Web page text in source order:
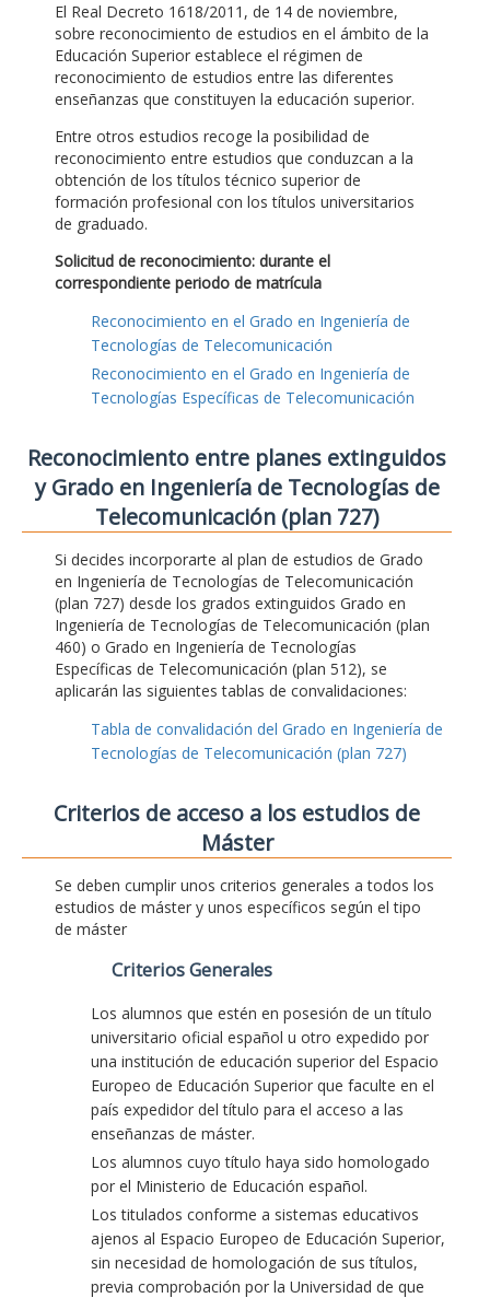
El Real Decreto 1618/2011, de 14 de noviembre,
sobre reconocimiento de estudios en el ámbito de la
Educación Superior establece el régimen de
reconocimiento de estudios entre las diferentes
enseñanzas que constituyen la educación superior.
Entre otros estudios recoge la posibilidad de
reconocimiento entre estudios que conduzcan a la
obtención de los títulos técnico superior de
formación profesional con los títulos universitarios
de graduado.
Solicitud de reconocimiento: durante el
correspondiente periodo de matrícula
Reconocimiento en el Grado en Ingeniería de
Tecnologías de Telecomunicación
Reconocimiento en el Grado en Ingeniería de
Tecnologías Específicas de Telecomunicación
Reconocimiento entre planes extinguidos
y Grado en Ingeniería de Tecnologías de
Telecomunicación (plan 727)
Si decides incorporarte al plan de estudios de Grado
en Ingeniería de Tecnologías de Telecomunicación
(plan 727) desde los grados extinguidos Grado en
Ingeniería de Tecnologías de Telecomunicación (plan
460) o Grado en Ingeniería de Tecnologías
Específicas de Telecomunicación (plan 512), se
aplicarán las siguientes tablas de convalidaciones:
Tabla de convalidación del Grado en Ingeniería de
Tecnologías de Telecomunicación (plan 727)
Criterios de acceso a los estudios de
Máster
Se deben cumplir unos criterios generales a todos los
estudios de máster y unos específicos según el tipo
de máster
Criterios Generales
Los alumnos que estén en posesión de un título
universitario oficial español u otro expedido por
una institución de educación superior del Espacio
Europeo de Educación Superior que faculte en el
país expedidor del título para el acceso a las
enseñanzas de máster.
Los alumnos cuyo título haya sido homologado
por el Ministerio de Educación español.
Los titulados conforme a sistemas educativos
ajenos al Espacio Europeo de Educación Superior,
sin necesidad de homologación de sus títulos,
previa comprobación por la Universidad de que